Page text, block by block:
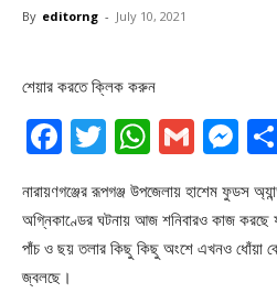
By editorng - July 10, 2021
শেয়ার করতে ক্লিক করুন
Facebook
Twitter
নারায়ণগঞ্জের রূপগঞ্জ উপজেলায় হাশেম ফুডস
অগ্নিকাণ্ডের ঘটনায় আজ শনিবারও কাজ করছে
পাঁচ ও ছয় তলার কিছু কিছু অংশে এখনও ধোঁয়া
জ্বলছে।